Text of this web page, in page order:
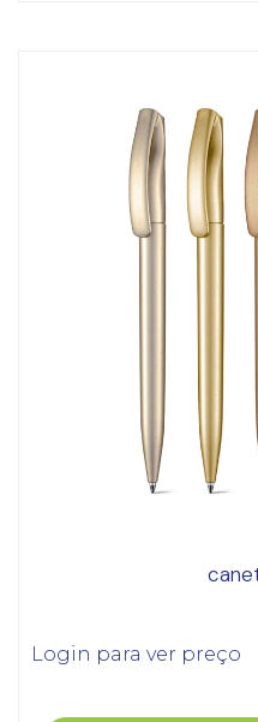
Login para ver preço